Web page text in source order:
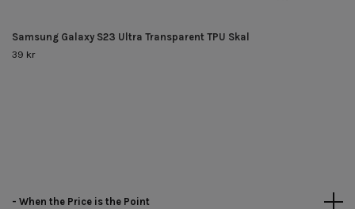
Samsung Galaxy S23 Ultra Transparent TPU Skal
39 kr
- When the Price is the Point